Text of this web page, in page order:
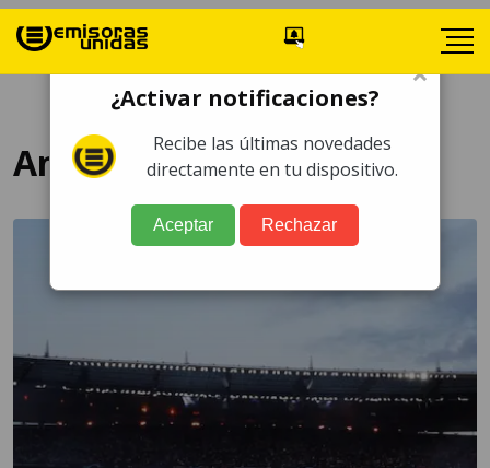
Anitta y Burna Boy
×
¿Activar notificaciones?
Recibe las últimas novedades
directamente en tu dispositivo.
Aceptar Rechazar